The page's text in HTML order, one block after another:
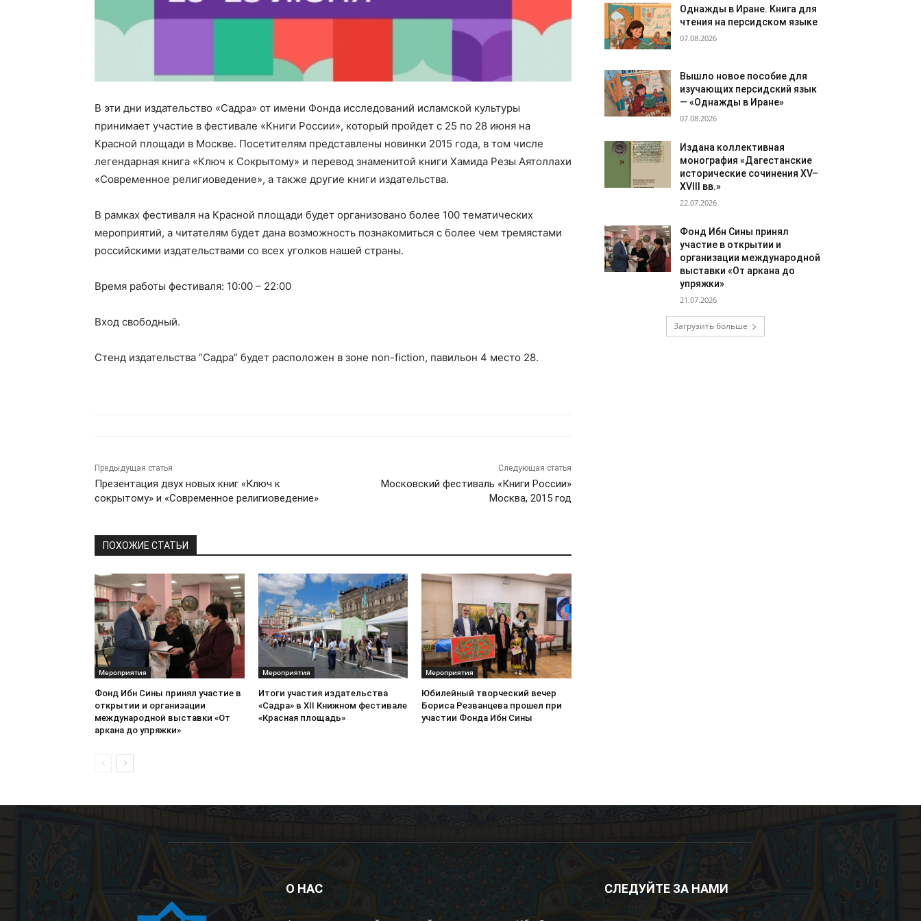
В эти дни издательство «Садра» от имени Фонда исследований исламской культуры
принимает участие в фестивале «Книги России», который пройдет с 25 по 28 июня на
Красной площади в Москве. Посетителям представлены новинки 2015 года, в том числе
легендарная книга «Ключ к Сокрытому» и перевод знаменитой книги Хамида Резы Аятоллахи
«Современное религиоведение», а также другие книги издательства.
В рамках фестиваля на Красной площади будет организовано более 100 тематических
мероприятий, а читателям будет дана возможность познакомиться с более чем тремястами
российскими издательствами со всех уголков нашей страны.
Время работы фестиваля: 10:00 – 22:00
Вход свободный.
Стенд издательства “Садра” будет расположен в зоне non-fiction, павильон 4 место 28.
Предыдущая статья
Презентация двух новых книг «Ключ к
сокрытому» и «Современное религиоведение»
Следующая статья
Московский фестиваль «Книги России»
Москва, 2015 год
ПОХОЖИЕ СТАТЬИ
Мероприятия
Фонд Ибн Сины принял участие в
открытии и организации
международной выставки «От
аркана до упряжки»
Мероприятия
Итоги участия издательства
«Садра» в XII Книжном фестивале
«Красная площадь»
Мероприятия
Юбилейный творческий вечер
Бориса Резванцева прошел при
участии Фонда Ибн Сины
Однажды в Иране. Книга для
чтения на персидском языке
07.08.2026
Вышло новое пособие для
изучающих персидский язык
— «Однажды в Иране»
07.08.2026
Издана коллективная
монография «Дагестанские
исторические сочинения XV–
XVIII вв.»
22.07.2026
Фонд Ибн Сины принял
участие в открытии и
организации международной
выставки «От аркана до
упряжки»
21.07.2026
Загрузить больше
О НАС СЛЕДУЙТЕ ЗА НАМИ